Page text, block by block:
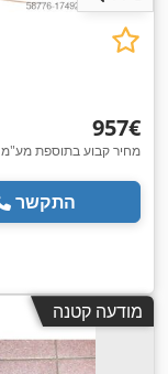
‏957 ‏€
מחיר קבוע בתוספת מע"מ
התקשר
מודעה קטנה